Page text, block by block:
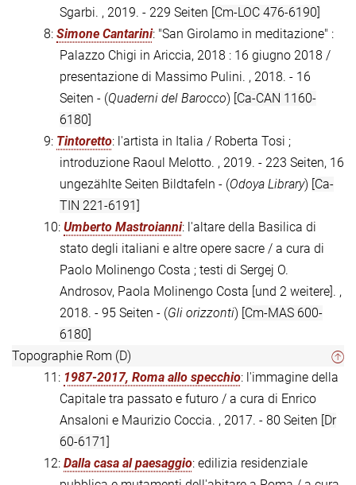
Sgarbi. , 2019. - 229 Seiten [Cm-LOC 476-6190]
8: Simone Cantarini: "San Girolamo in meditazione" :
Palazzo Chigi in Ariccia, 2018 : 16 giugno 2018 /
presentazione di Massimo Pulini. , 2018. - 16
Seiten - (Quaderni del Barocco) [Ca-CAN 1160-
6180]
9: Tintoretto: l'artista in Italia / Roberta Tosi ;
introduzione Raoul Melotto. , 2019. - 223 Seiten, 16
ungezählte Seiten Bildtafeln - (Odoya Library) [Ca-
TIN 221-6191]
10: Umberto Mastroianni: l'altare della Basilica di
stato degli italiani e altre opere sacre / a cura di
Paolo Molinengo Costa ; testi di Sergej O.
Androsov, Paola Molinengo Costa [und 2 weitere]. ,
2018. - 95 Seiten - (Gli orizzonti) [Cm-MAS 600-
6180]
Topographie Rom (D)
11: 1987-2017, Roma allo specchio: l'immagine della
Capitale tra passato e futuro / a cura di Enrico
Ansaloni e Maurizio Coccia. , 2017. - 80 Seiten [Dr
60-6171]
12: Dalla casa al paesaggio: edilizia residenziale